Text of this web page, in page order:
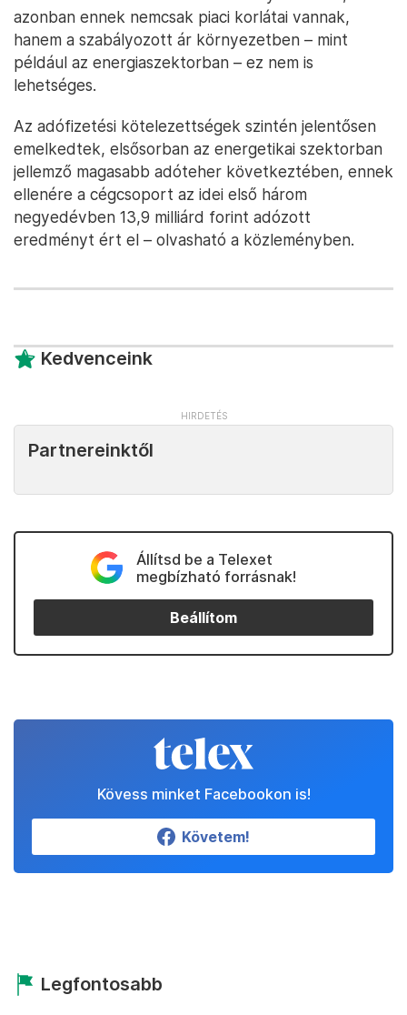
azonban ennek nemcsak piaci korlátai vannak,
hanem a szabályozott ár környezetben – mint
például az energiaszektorban – ez nem is
lehetséges.
Az adófizetési kötelezettségek szintén jelentősen
emelkedtek, elsősorban az energetikai szektorban
jellemző magasabb adóteher következtében, ennek
ellenére a cégcsoport az idei első három
negyedévben 13,9 milliárd forint adózott
eredményt ért el – olvasható a közleményben.
Kedvenceink
Partnereinktől
Állítsd be a Telexet
megbízható forrásnak!
Beállítom
Kövess minket Facebookon is!
Követem!
Legfontosabb